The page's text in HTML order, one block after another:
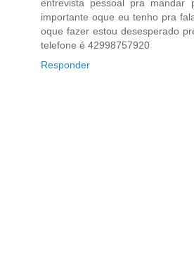
entrevista pessoal pra mandar
importante oque eu tenho pra
oque fazer estou desesperado
telefone é 42998757920
Responder